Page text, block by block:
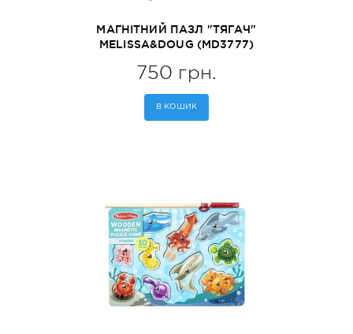
МАГНІТНИЙ ПАЗЛ "ТЯГАЧ"
MELISSA&DOUG (MD3777)
750 грн.
В КОШИК